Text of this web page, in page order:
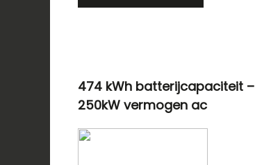
474 kWh batterijcapaciteit –
250kW vermogen ac